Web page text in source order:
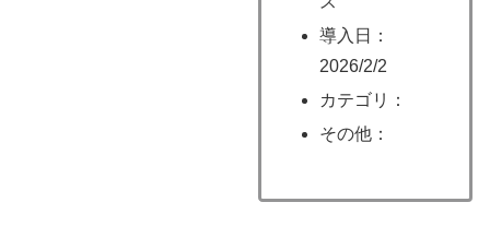
導入日：
2026/2/2
カテゴリ：
その他：